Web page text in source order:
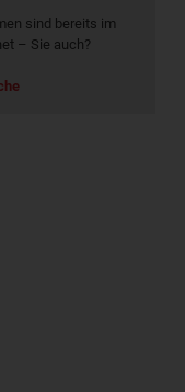
sind bereits im
– Sie auch?